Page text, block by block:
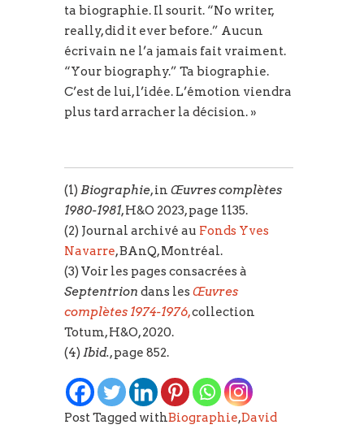
ta biographie. Il sourit. “No writer,
really, did it ever before.” Aucun
écrivain ne l’a jamais fait vraiment.
“Your biography.” Ta biographie.
C’est de lui, l’idée. L’émotion viendra
plus tard arracher la décision. »
(1) Biographie, in Œuvres complètes
1980-1981, H&O 2023, page 1135.
(2) Journal archivé au Fonds Yves
Navarre, BAnQ, Montréal.
(3) Voir les pages consacrées à
Septentrion dans les Œuvres
complètes 1974-1976,collection
Totum, H&O, 2020.
(4) Ibid., page 852.
Post Tagged withBiographie,David